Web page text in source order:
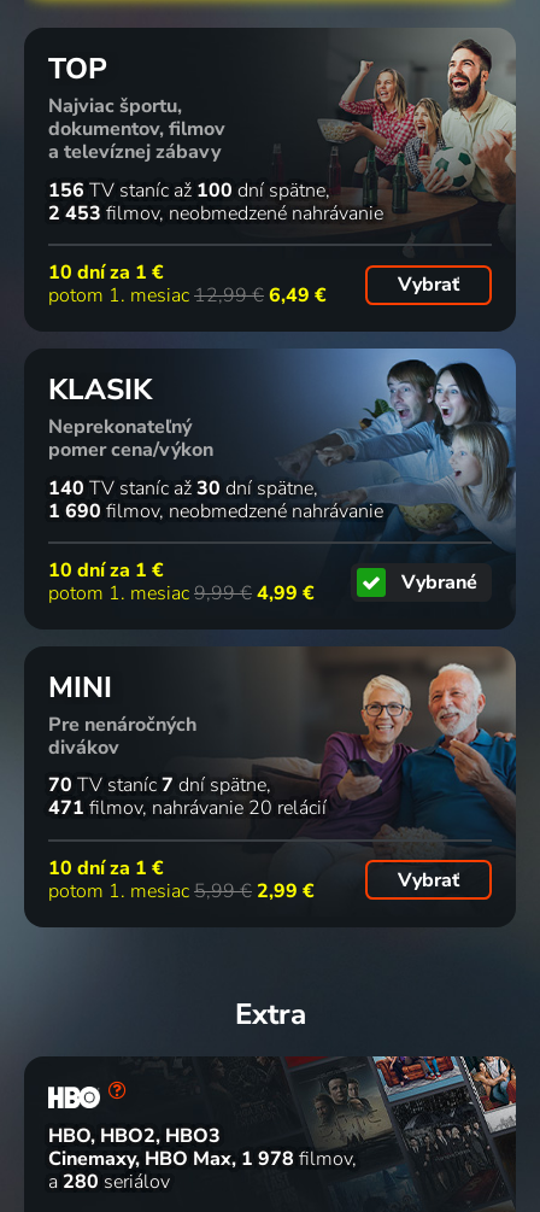
TOP
Najviac športu,
dokumentov, filmov
a televíznej zábavy
156 TV staníc až 100 dní spätne
2 453 filmov neobmedzené nahrávanie
10 dní za 1 €
potom 1. mesiac12,99 €6,49 € Vybrať
KLASIK
Neprekonateľný
pomer cena/výkon
140 TV staníc až30 dní spätne
1 690 filmov neobmedzené nahrávanie
10 dní za 1 €
potom 1. mesiac9,99 €4,99 € Vybrané
MINI
Pre nenáročných
divákov
70 TV staníc7 dní spätne
471 filmov nahrávanie 20 relácií
10 dní za 1 €
potom 1. mesiac5,99 € 2,99 € Vybrať
Extra
HBO, HBO2, HBO3
Cinemaxy, HBO Max 1 978 filmov
a 280 seriálov